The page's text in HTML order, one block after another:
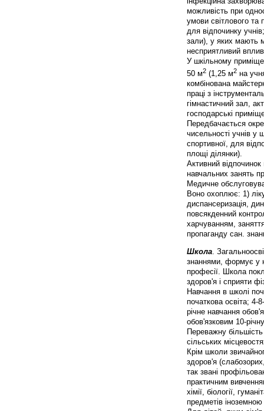
можливість при
умови світлового та
для відпочинку
зали), у яких мають
несприятливий вплив
У шкільному
50 м2 (1,25 м2 на
комбінована
праці з
гімнастичний зал,
господарські
Передбачається
чисельності учнів у
спортивної, для
площі ділянки).
Активний
навчальних занять
Медичне
Воно охоплює: 1)
диспансеризація,
повсякденний
харчуванням,
пропаганду сан.
Школа.
знаннями, формує у
професії. Школа
здоров'я і сприяти
Навчання в школі
початкова освіта;
річне навчання
обов'язковим 10-
Переважну
сільських
Крім школи
здоров'я
так звані
практичним
хімії, біології,
предметів